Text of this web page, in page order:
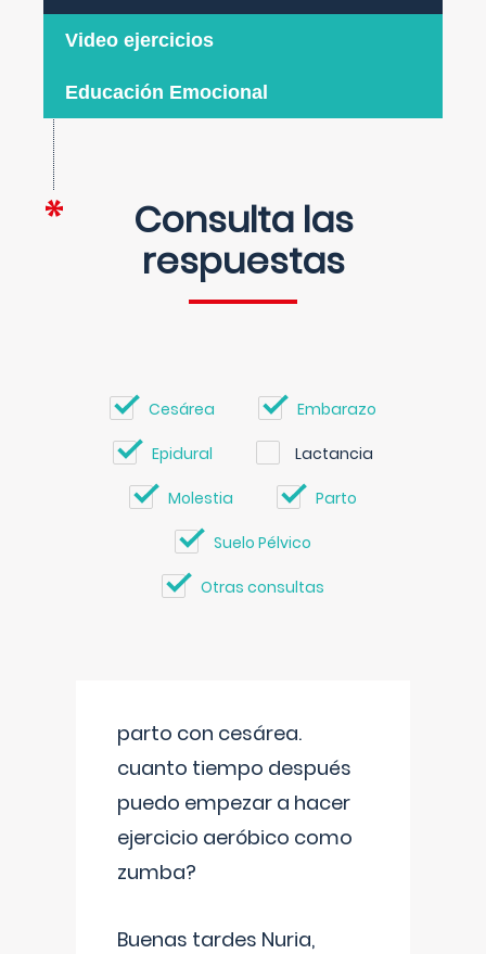
Video ejercicios
Educación Emocional
Consulta las
respuestas
Cesárea Embarazo
Epidural Lactancia
Molestia Parto
Suelo Pélvico
Otras consultas
parto con cesárea.
cuanto tiempo después
puedo empezar a hacer
ejercicio aeróbico como
zumba?
Buenas tardes Nuria,